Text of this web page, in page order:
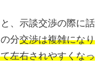
、示談交渉の際に話
分交渉は複雑になり
左右されやすくなっ